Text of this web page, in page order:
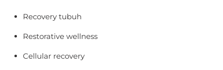
Recovery tubuh
Restorative wellness
Cellular recovery